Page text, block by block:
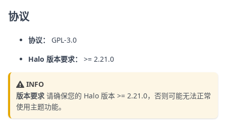
协议
协议：
GPL-3.0
Halo 版本要求：
>= 2.21.0
INFO
版本要求 请确保您的 Halo 版本 >= 2.21.0，否则可能无法正常
使用主题功能。